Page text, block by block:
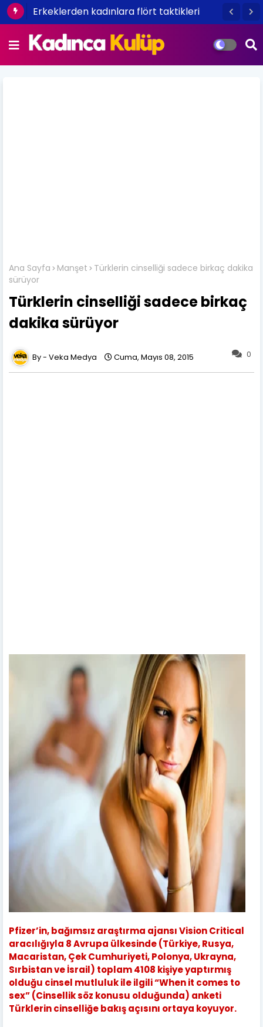
Erkeklerden kadınlara flört taktikleri
Ana Sayfa Manşet
Türklerin cinselliği sadece birkaç dakika
sürüyor
Türklerin cinselliği sadece birkaç
dakika sürüyor
0
Veka Medya Cuma, Mayıs 08, 2015
Pfizer’in, bağımsız araştırma ajansı Vision Critical
aracılığıyla 8 Avrupa ülkesinde (Türkiye, Rusya,
Macaristan, Çek Cumhuriyeti, Polonya, Ukrayna,
Sırbistan ve İsrail) toplam 4108 kişiye yaptırmış
olduğu cinsel mutluluk ile ilgili “When it comes to
sex” (Cinsellik söz konusu olduğunda) anketi
Türklerin cinselliğe bakış açısını ortaya koyuyor.